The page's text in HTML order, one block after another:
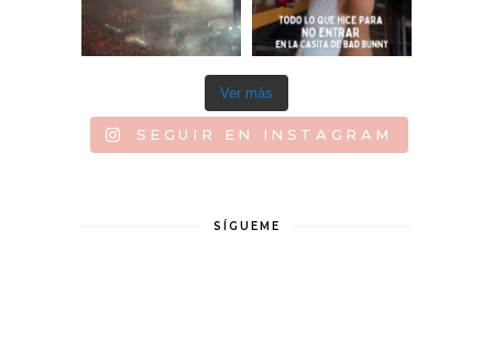
Ver más
SEGUIR EN INSTAGRAM
SÍGUEME